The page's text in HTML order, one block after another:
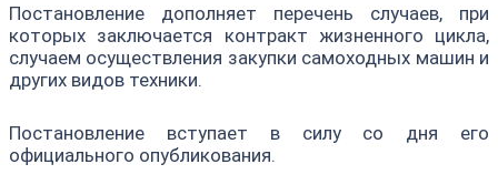
Постановление дополняет перечень случаев, при
которых заключается контракт жизненного цикла,
случаем осуществления закупки самоходных машин и
других видов техники.
Постановление вступает в силу со дня его
официального опубликования.